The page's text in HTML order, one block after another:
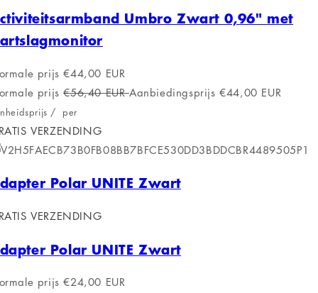
Umbro Zwart 0,96" met
prijs €44,00 EUR
prijs €56,40 EURAanbiedingsprijs €44,00 EUR
/ per
VERZENDING
Polar UNITE Zwart
VERZENDING
Polar UNITE Zwart
prijs €24,00 EUR